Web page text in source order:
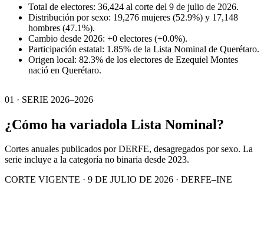
Total de electores: 36,424 al corte del 9 de julio de 2026.
Distribución por sexo: 19,276 mujeres (52.9%) y 17,148
hombres (47.1%).
Cambio desde 2026: +0 electores (+0.0%).
Participación estatal: 1.85% de la Lista Nominal de Querétaro.
Origen local: 82.3% de los electores de Ezequiel Montes
nació en Querétaro.
01 · SERIE 2026–2026
¿Cómo ha variadola Lista Nominal?
Cortes anuales publicados por DERFE, desagregados por sexo. La
serie incluye a la categoría no binaria desde 2023.
CORTE VIGENTE · 9 DE JULIO DE 2026 · DERFE–INE